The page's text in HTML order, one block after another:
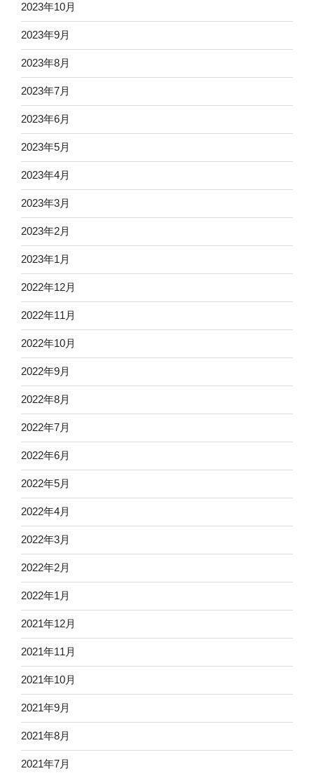
2023年10月
2023年9月
2023年8月
2023年7月
2023年6月
2023年5月
2023年4月
2023年3月
2023年2月
2023年1月
2022年12月
2022年11月
2022年10月
2022年9月
2022年8月
2022年7月
2022年6月
2022年5月
2022年4月
2022年3月
2022年2月
2022年1月
2021年12月
2021年11月
2021年10月
2021年9月
2021年8月
2021年7月